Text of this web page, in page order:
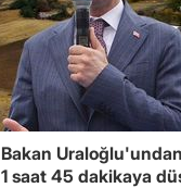
Bakan
1 saat 45 dakikaya